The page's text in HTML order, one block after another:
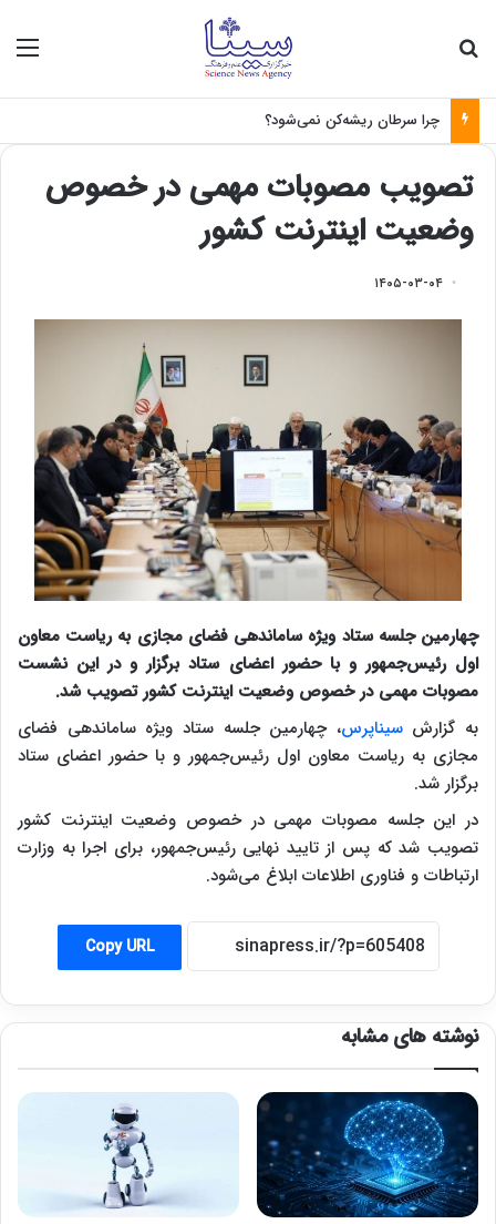
چرا سرطان ریشه‌کن نمی‌شود؟
تصویب مصوبات مهمی در خصوص
وضعیت اینترنت کشور
۱۴۰۵-۰۳-۰۴
چهارمین جلسه ستاد ویژه ساماندهی فضای مجازی به ریاست معاون
اول رئیس‌جمهور و با حضور اعضای ستاد برگزار و در این نشست
مصوبات مهمی در خصوص وضعیت اینترنت کشور تصویب شد.
به گزارشسیناپرس، چهارمین جلسه ستاد ویژه ساماندهی فضای
مجازی به ریاست معاون اول رئیس‌جمهور و با حضور اعضای ستاد
برگزار شد.
در این جلسه مصوبات مهمی در خصوص وضعیت اینترنت کشور
تصویب شد که پس از تایید نهایی رئیس‌جمهور، برای اجرا به وزارت
ارتباطات و فناوری اطلاعات ابلاغ می‌شود.
Copy URL
نوشته های مشابه